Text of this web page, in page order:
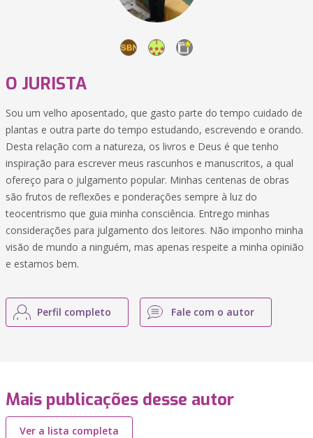
O JURISTA
Sou um velho aposentado, que gasto parte do tempo cuidado de
plantas e outra parte do tempo estudando, escrevendo e orando.
Desta relação com a natureza, os livros e Deus é que tenho
inspiração para escrever meus rascunhos e manuscritos, a qual
ofereço para o julgamento popular. Minhas centenas de obras
são frutos de reflexões e ponderações sempre à luz do
teocentrismo que guia minha consciência. Entrego minhas
considerações para julgamento dos leitores. Não imponho minha
visão de mundo a ninguém, mas apenas respeite a minha opinião
e estamos bem.
Perfil completo Fale com o autor
Mais publicações desse autor
Ver a lista completa